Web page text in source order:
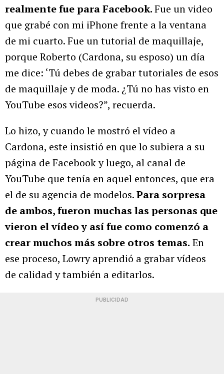
realmente fue para Facebook.Fue un video
que grabé con mi iPhone frente a la ventana
de mi cuarto. Fue un tutorial de maquillaje,
porque Roberto (Cardona, su esposo) un día
me dice: ‘Tú debes de grabar tutoriales de esos
de maquillaje y de moda. ¿Tú no has visto en
YouTube esos videos?”, recuerda.
Lo hizo, y cuando le mostró el vídeo a
Cardona, este insistió en que lo subiera a su
página de Facebook y luego, al canal de
YouTube que tenía en aquel entonces, que era
el de su agencia de modelos.Para sorpresa
de ambos, fueron muchas las personas que
vieron el vídeo y así fue como comenzó a
crear muchos más sobre otros temas. En
ese proceso, Lowry aprendió a grabar vídeos
de calidad y también a editarlos.
PUBLICIDAD